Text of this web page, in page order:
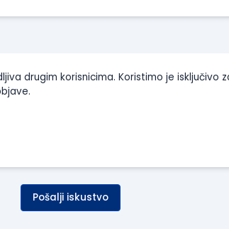
drugim korisnicima. Koristimo je isključivo
Pošalji iskustvo